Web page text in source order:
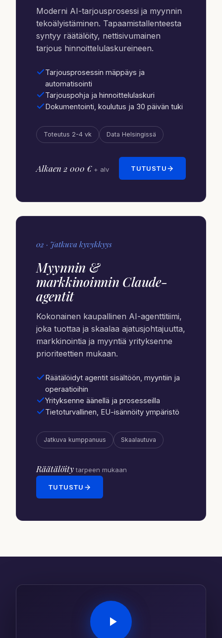
Moderni AI-tarjousprosessi ja myynnin
tekoälyistäminen. Tapaamistallenteesta
syntyy räätälöity, nettisivumainen
tarjous hinnoittelulaskureineen.
Tarjousprosessin mäppäys ja
automatisointi
Tarjouspohja ja hinnoittelulaskuri
Dokumentointi, koulutus ja 30 päivän tuki
Toteutus 2-4 vk Data Helsingissä
Alkaen 2 000 € + alv TUTUSTU
02 · Jatkuva kyvykkyys
Myynnin &
markkinoinnin Claude-
agentit
Kokonainen kaupallinen AI-agenttitiimi,
joka tuottaa ja skaalaa ajatusjohtajuutta,
markkinointia ja myyntiä yrityksenne
prioriteettien mukaan.
Räätälöidyt agentit sisältöön, myyntiin ja
operaatioihin
Yrityksenne äänellä ja prosesseilla
Tietoturvallinen, EU-isännöity ympäristö
Jatkuva kumppanuus Skaalautuva
Räätälöitytarpeen mukaan
TUTUSTU